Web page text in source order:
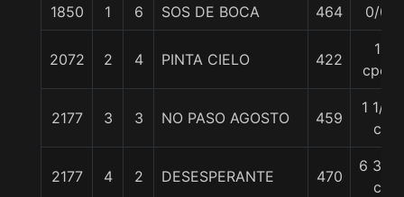
1850 1 6 SOS DE BOCA 464 0/0
2072 2 4 PINTA CIELO 422
1
cpo.
2177 3 3 NO PASO AGOSTO 459
1 1/4
c
2177 4 2 DESESPERANTE 470
6 3/4
c